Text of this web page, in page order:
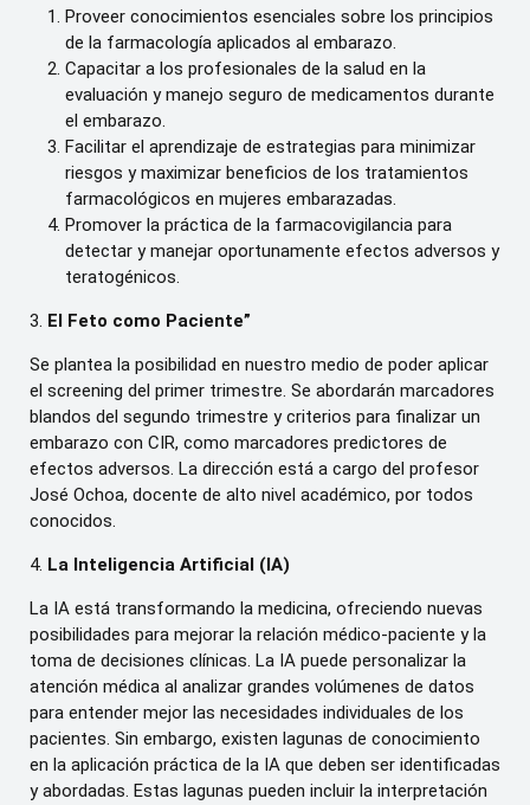
Proveer conocimientos esenciales sobre los principios
de la farmacología aplicados al embarazo.
Capacitar a los profesionales de la salud en la
evaluación y manejo seguro de medicamentos durante
el embarazo.
Facilitar el aprendizaje de estrategias para minimizar
riesgos y maximizar beneficios de los tratamientos
farmacológicos en mujeres embarazadas.
Promover la práctica de la farmacovigilancia para
detectar y manejar oportunamente efectos adversos y
teratogénicos.
3. El Feto como Paciente”
Se plantea la posibilidad en nuestro medio de poder aplicar
el screening del primer trimestre. Se abordarán marcadores
blandos del segundo trimestre y criterios para finalizar un
embarazo con CIR, como marcadores predictores de
efectos adversos. La dirección está a cargo del profesor
José Ochoa, docente de alto nivel académico, por todos
conocidos.
4. La Inteligencia Artificial (IA)
La IA está transformando la medicina, ofreciendo nuevas
posibilidades para mejorar la relación médico-paciente y la
toma de decisiones clínicas. La IA puede personalizar la
atención médica al analizar grandes volúmenes de datos
para entender mejor las necesidades individuales de los
pacientes. Sin embargo, existen lagunas de conocimiento
en la aplicación práctica de la IA que deben ser identificadas
y abordadas. Estas lagunas pueden incluir la interpretación